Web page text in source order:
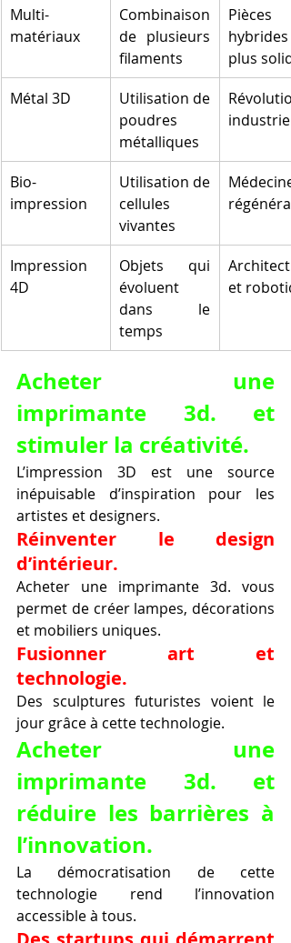
Multi-
matériaux
Combinaison
de plusieurs
filaments
Pièces
hybrides
plus
Métal 3D
Utilisation de
poudres
métalliques
Révolution
Bio-
impression
Utilisation de
cellules
vivantes
Médecine
Impression
4D
Objets qui
évoluent
dans le
temps
et
Acheter une
imprimante 3d. et
stimuler la créativité.
L’impression 3D est une source
inépuisable d’inspiration pour les
artistes et designers.
Réinventer le design
d’intérieur.
Acheter une imprimante 3d. vous
permet de créer lampes, décorations
et mobiliers uniques.
Fusionner art et
technologie.
Des sculptures futuristes voient le
jour grâce à cette technologie.
Acheter une
imprimante 3d. et
réduire les barrières à
l’innovation.
La démocratisation de cette
technologie rend l’innovation
accessible à tous.